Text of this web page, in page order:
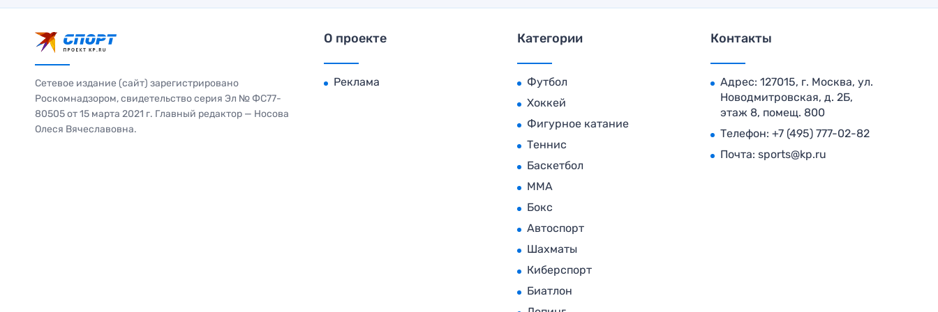
Сетевое издание (сайт) зарегистрировано
Роскомнадзором, свидетельство серия Эл № ФС77-
80505 от 15 марта 2021 г. Главный редактор — Носова
Олеся Вячеславовна.
О проекте
Реклама
Категории
Футбол
Хоккей
Фигурное катание
Теннис
Баскетбол
MMA
Бокс
Автоспорт
Шахматы
Киберспорт
Биатлон
Контакты
Адрес: 127015, г. Москва, ул.
Новодмитровская, д. 2Б,
этаж 8, помещ. 800
Телефон: +7 (495) 777-02-82
Почта: sports@kp.ru